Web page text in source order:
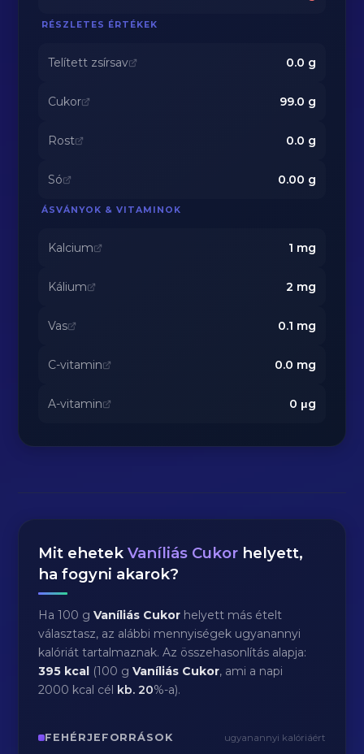
RÉSZLETES ÉRTÉKEK
Telített zsírsav 0.0 g
Cukor 99.0 g
Rost 0.0 g
Só 0.00 g
ÁSVÁNYOK & VITAMINOK
Kalcium 1 mg
Kálium 2 mg
Vas 0.1 mg
C-vitamin 0.0 mg
A-vitamin 0 μg
Mit ehetekVaníliás Cukor helyett,
ha fogyni akarok?
Ha 100 gVaníliás Cukor helyett más ételt
választasz, az alábbi mennyiségek ugyanannyi
kalóriát tartalmaznak. Az összehasonlítás alapja:
395 kcal (100 gVaníliás Cukor, ami a napi
2000 kcal cél kb.20%-a).
FEHÉRJEFORRÁSOK ugyanannyi kalóriáért